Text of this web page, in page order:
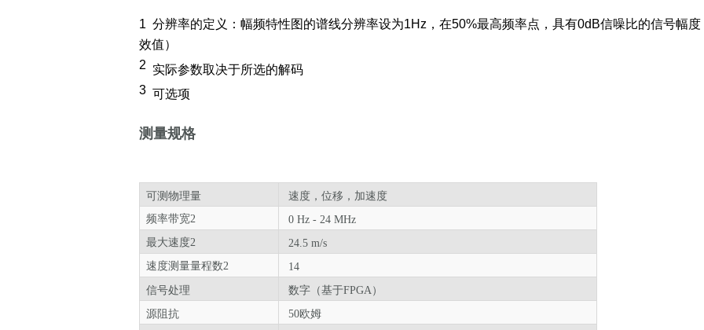
1 分辨率的定义：幅频特性图的谱线分辨率设为1Hz，在50%最高频率点，具有0dB信噪比的信号幅度
效值）
2 实际参数取决于所选的解码
3 可选项
测量规格
可测物理量
速度，位移，加速度
频率带宽2
0 Hz - 24 MHz
最大速度2
24.5 m/s
速度测量量程数2
14
信号处理
数字（基于FPGA）
源阻抗
50欧姆